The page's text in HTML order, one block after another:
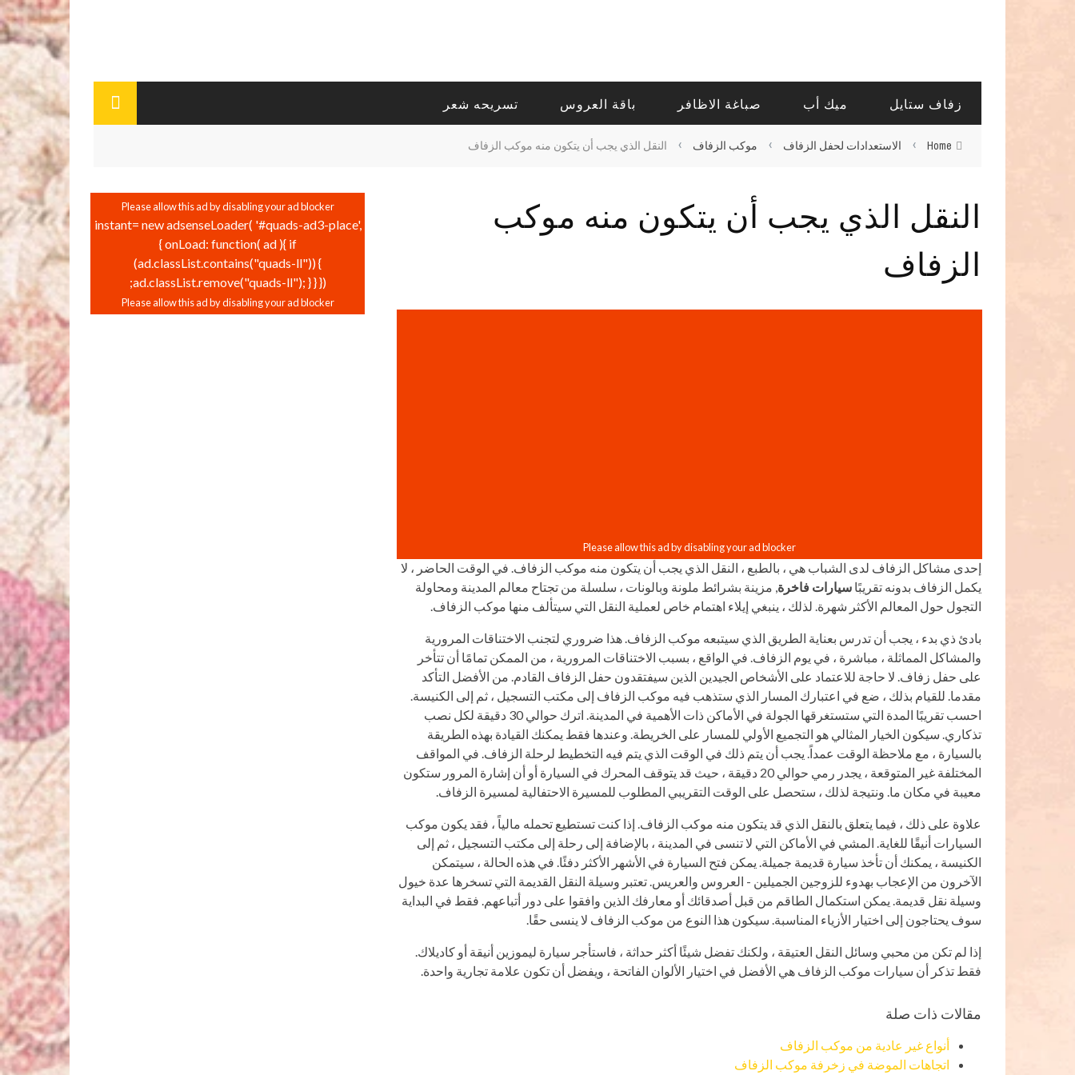
زفاف ستايل ميك أب صباغة الاظافر باقة العروس تسريحه شعر
Home
› الاستعدادات لحفل الزفاف › موكب الزفاف › النقل الذي يجب أن يتكون منه موكب الزفاف
النقل الذي يجب أن يتكون منه موكب
الزفاف
إحدى مشاكل الزفاف لدى الشباب هي ، بالطبع ، النقل الذي يجب أن يتكون منه موكب الزفاف. في الوقت الحاضر ، لا
يكمل الزفاف بدونه تقريبًا سيارات فاخرة, مزينة بشرائط ملونة وبالونات ، سلسلة من تجتاح معالم المدينة ومحاولة
التجول حول المعالم الأكثر شهرة. لذلك ، ينبغي إيلاء اهتمام خاص لعملية النقل التي سيتألف منها موكب الزفاف.
بادئ ذي بدء ، يجب أن تدرس بعناية الطريق الذي سيتبعه موكب الزفاف. هذا ضروري لتجنب الاختناقات المرورية
والمشاكل المماثلة ، مباشرة ، في يوم الزفاف. في الواقع ، بسبب الاختناقات المرورية ، من الممكن تمامًا أن تتأخر
على حفل زفاف. لا حاجة للاعتماد على الأشخاص الجيدين الذين سيفتقدون حفل الزفاف القادم. من الأفضل التأكد
مقدما. للقيام بذلك ، ضع في اعتبارك المسار الذي ستذهب فيه موكب الزفاف إلى مكتب التسجيل ، ثم إلى الكنيسة.
احسب تقريبًا المدة التي ستستغرقها الجولة في الأماكن ذات الأهمية في المدينة. اترك حوالي 30 دقيقة لكل نصب
تذكاري. سيكون الخيار المثالي هو التجميع الأولي للمسار على الخريطة. وعندها فقط يمكنك القيادة بهذه الطريقة
بالسيارة ، مع ملاحظة الوقت عمداً. يجب أن يتم ذلك في الوقت الذي يتم فيه التخطيط لرحلة الزفاف. في المواقف
المختلفة غير المتوقعة ، يجدر رمي حوالي 20 دقيقة ، حيث قد يتوقف المحرك في السيارة أو أن إشارة المرور ستكون
معيبة في مكان ما. ونتيجة لذلك ، ستحصل على الوقت التقريبي المطلوب للمسيرة الاحتفالية لمسيرة الزفاف.
علاوة على ذلك ، فيما يتعلق بالنقل الذي قد يتكون منه موكب الزفاف. إذا كنت تستطيع تحمله مالياً ، فقد يكون موكب
السيارات أنيقًا للغاية. المشي في الأماكن التي لا تنسى في المدينة ، بالإضافة إلى رحلة إلى مكتب التسجيل ، ثم إلى
الكنيسة ، يمكنك أن تأخذ سيارة قديمة جميلة. يمكن فتح السيارة في الأشهر الأكثر دفئًا. في هذه الحالة ، سيتمكن
الآخرون من الإعجاب بهدوء للزوجين الجميلين - العروس والعريس. تعتبر وسيلة النقل القديمة التي تسخرها عدة خيول
وسيلة نقل قديمة. يمكن استكمال الطاقم من قبل أصدقائك أو معارفك الذين وافقوا على دور أتباعهم. فقط في البداية
سوف يحتاجون إلى اختيار الأزياء المناسبة. سيكون هذا النوع من موكب الزفاف لا ينسى حقًا.
إذا لم تكن من محبي وسائل النقل العتيقة ، ولكنك تفضل شيئًا أكثر حداثة ، فاستأجر سيارة ليموزين أنيقة أو كاديلاك.
فقط تذكر أن سيارات موكب الزفاف هي الأفضل في اختيار الألوان الفاتحة ، ويفضل أن تكون علامة تجارية واحدة.
مقالات ذات صلة
أنواع غير عادية من موكب الزفاف
اتجاهات الموضة في زخرفة موكب الزفاف
instant= new adsenseLoader( '#quads-ad3-place',
{ onLoad: function( ad ){ if
(ad.classList.contains("quads-ll")) {
ad.classList.remove("quads-ll"); } } });